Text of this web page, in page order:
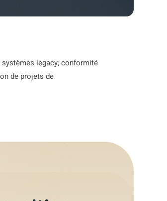
legacy; conformité
de projets de